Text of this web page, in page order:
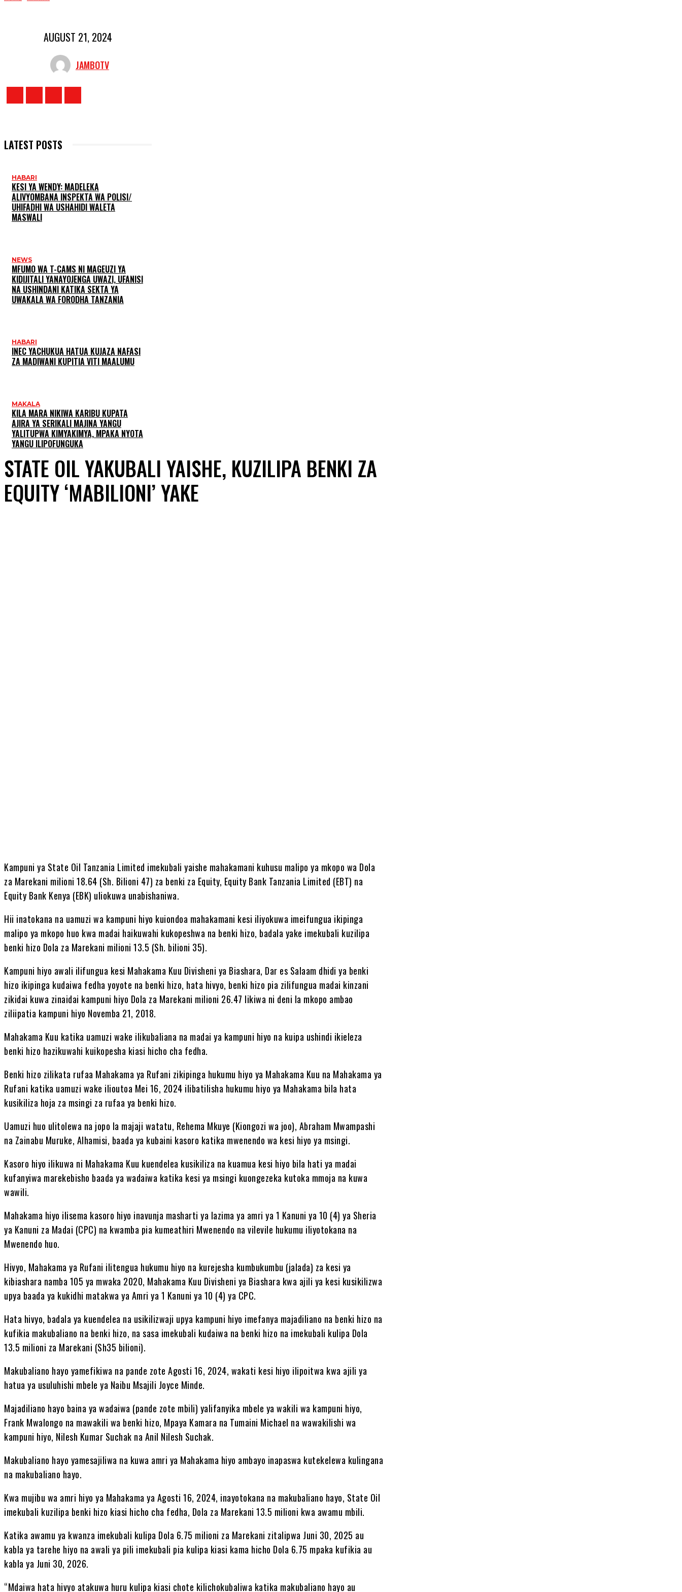
AUGUST 21, 2024
JAMBOTV
LATEST POSTS
HABARI
KESI YA WENDY: MADELEKA
ALIVYOMBANA INSPEKTA WA POLISI/
UHIFADHI WA USHAHIDI WALETA
MASWALI
NEWS
MFUMO WA T-CAMS NI MAGEUZI YA
KIDIJITALI YANAYOJENGA UWAZI, UFANISI
NA USHINDANI KATIKA SEKTA YA
UWAKALA WA FORODHA TANZANIA
HABARI
INEC YACHUKUA HATUA KUJAZA NAFASI
ZA MADIWANI KUPITIA VITI MAALUMU
MAKALA
KILA MARA NIKIWA KARIBU KUPATA
AJIRA YA SERIKALI MAJINA YANGU
YALITUPWA KIMYAKIMYA, MPAKA NYOTA
YANGU ILIPOFUNGUKA
STATE OIL YAKUBALI YAISHE, KUZILIPA BENKI ZA
EQUITY ‘MABILIONI’ YAKE
Kampuni ya State Oil Tanzania Limited imekubali yaishe mahakamani kuhusu malipo ya mkopo wa Dola
za Marekani milioni 18.64 (Sh. Bilioni 47) za benki za Equity, Equity Bank Tanzania Limited (EBT) na
Equity Bank Kenya (EBK) uliokuwa unabishaniwa.
Hii inatokana na uamuzi wa kampuni hiyo kuiondoa mahakamani kesi iliyokuwa imeifungua ikipinga
malipo ya mkopo huo kwa madai haikuwahi kukopeshwa na benki hizo, badala yake imekubali kuzilipa
benki hizo Dola za Marekani milioni 13.5 (Sh. bilioni 35).
Kampuni hiyo awali ilifungua kesi Mahakama Kuu Divisheni ya Biashara, Dar es Salaam dhidi ya benki
hizo ikipinga kudaiwa fedha yoyote na benki hizo, hata hivyo, benki hizo pia zilifungua madai kinzani
zikidai kuwa zinaidai kampuni hiyo Dola za Marekani milioni 26.47 likiwa ni deni la mkopo ambao
ziliipatia kampuni hiyo Novemba 21, 2018.
Mahakama Kuu katika uamuzi wake ilikubaliana na madai ya kampuni hiyo na kuipa ushindi ikieleza
benki hizo hazikuwahi kuikopesha kiasi hicho cha fedha.
Benki hizo zilikata rufaa Mahakama ya Rufani zikipinga hukumu hiyo ya Mahakama Kuu na Mahakama ya
Rufani katika uamuzi wake ilioutoa Mei 16, 2024 ilibatilisha hukumu hiyo ya Mahakama bila hata
kusikiliza hoja za msingi za rufaa ya benki hizo.
Uamuzi huo ulitolewa na jopo la majaji watatu, Rehema Mkuye (Kiongozi wa joo), Abraham Mwampashi
na Zainabu Muruke, Alhamisi, baada ya kubaini kasoro katika mwenendo wa kesi hiyo ya msingi.
Kasoro hiyo ilikuwa ni Mahakama Kuu kuendelea kusikiliza na kuamua kesi hiyo bila hati ya madai
kufanyiwa marekebisho baada ya wadaiwa katika kesi ya msingi kuongezeka kutoka mmoja na kuwa
wawili.
Mahakama hiyo ilisema kasoro hiyo inavunja masharti ya lazima ya amri ya 1 Kanuni ya 10 (4) ya Sheria
ya Kanuni za Madai (CPC) na kwamba pia kumeathiri Mwenendo na vilevile hukumu iliyotokana na
Mwenendo huo.
Hivyo, Mahakama ya Rufani ilitengua hukumu hiyo na kurejesha kumbukumbu (jalada) za kesi ya
kibiashara namba 105 ya mwaka 2020, Mahakama Kuu Divisheni ya Biashara kwa ajili ya kesi kusikilizwa
upya baada ya kukidhi matakwa ya Amri ya 1 Kanuni ya 10 (4) ya CPC.
Hata hivyo, badala ya kuendelea na usikilizwaji upya kampuni hiyo imefanya majadiliano na benki hizo na
kufikia makubaliano na benki hizo, na sasa imekubali kudaiwa na benki hizo na imekubali kulipa Dola
13.5 milioni za Marekani (Sh35 bilioni).
Makubaliano hayo yamefikiwa na pande zote Agosti 16, 2024, wakati kesi hiyo ilipoitwa kwa ajili ya
hatua ya usuluhishi mbele ya Naibu Msajili Joyce Minde.
Majadiliano hayo baina ya wadaiwa (pande zote mbili) yalifanyika mbele ya wakili wa kampuni hiyo,
Frank Mwalongo na mawakili wa benki hizo, Mpaya Kamara na Tumaini Michael na wawakilishi wa
kampuni hiyo, Nilesh Kumar Suchak na Anil Nilesh Suchak.
Makubaliano hayo yamesajiliwa na kuwa amri ya Mahakama hiyo ambayo inapaswa kutekelewa kulingana
na makubaliano hayo.
Kwa mujibu wa amri hiyo ya Mahakama ya Agosti 16, 2024, inayotokana na makubaliano hayo, State Oil
imekubali kuzilipa benki hizo kiasi hicho cha fedha, Dola za Marekani 13.5 milioni kwa awamu mbili.
Katika awamu ya kwanza imekubali kulipa Dola 6.75 milioni za Marekani zitalipwa Juni 30, 2025 au
kabla ya tarehe hiyo na awali ya pili imekubali pia kulipa kiasi kama hicho Dola 6.75 mpaka kufikia au
kabla ya Juni 30, 2026.
“Mdaiwa hata hivyo atakuwa huru kulipa kiasi chote kilichokubaliwa katika makubaliano hayo au